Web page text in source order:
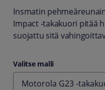
Insmatin
Impact -takakuori pitää
suojattu sitä
Valitse malli
Motorola G23 -